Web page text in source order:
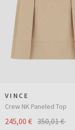
VINCE
Crew NK Paneled Top
245,00 € 350,01 €